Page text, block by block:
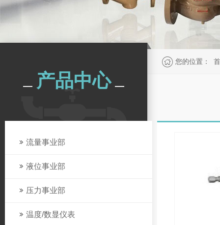
您的位置：
产品中心
流量事业部
液位事业部
压力事业部
温度/数显仪表